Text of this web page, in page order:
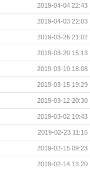
2019-04-04 22:43
2019-04-03 22:03
2019-03-26 21:02
2019-03-20 15:13
2019-03-19 18:08
2019-03-15 19:29
2019-03-12 20:30
2019-03-02 10:43
2019-02-23 11:16
2019-02-15 09:23
2019-02-14 13:20